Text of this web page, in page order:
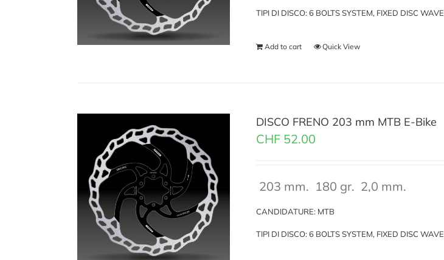
TIPI DI DISCO: 6 BOLTS SYSTEM, FIXED DISC WAVE
Add to cart Quick View
DISCO FRENO 203 mm MTB E-Bike
CHF 52.00
203 mm. 180 gr. 2,0 mm.
CANDIDATURE: MTB
TIPI DI DISCO: 6 BOLTS SYSTEM, FIXED DISC WAVE